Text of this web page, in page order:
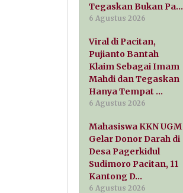
Tegaskan Bukan Pa…
6 Agustus 2026
Viral di Pacitan,
Pujianto Bantah
Klaim Sebagai Imam
Mahdi dan Tegaskan
Hanya Tempat …
6 Agustus 2026
Mahasiswa KKN UGM
Gelar Donor Darah di
Desa Pagerkidul
Sudimoro Pacitan, 11
Kantong D…
6 Agustus 2026